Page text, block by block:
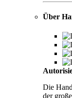
Über
Die
der